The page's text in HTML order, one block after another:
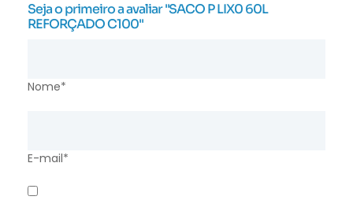
Seja o primeiro a avaliar "SACO P LIX0 60L
REFORÇADO C100"
Nome*
E-mail*